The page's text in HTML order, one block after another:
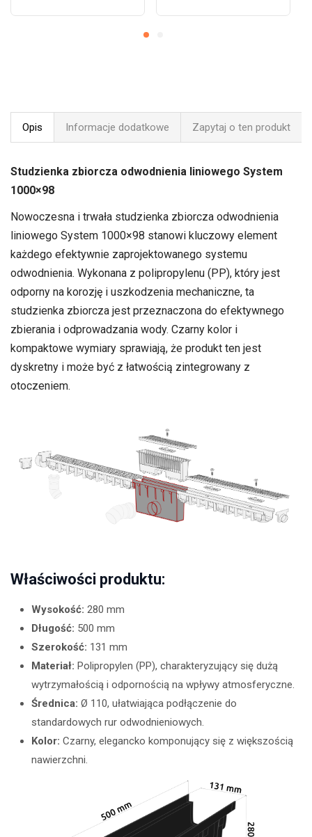
Opis Informacje dodatkowe Zapytaj o ten produkt
Studzienka zbiorcza odwodnienia liniowego System
1000×98
Nowoczesna i trwała studzienka zbiorcza odwodnienia
liniowego System 1000×98 stanowi kluczowy element
każdego efektywnie zaprojektowanego systemu
odwodnienia. Wykonana z polipropylenu (PP), który jest
odporny na korozję i uszkodzenia mechaniczne, ta
studzienka zbiorcza jest przeznaczona do efektywnego
zbierania i odprowadzania wody. Czarny kolor i
kompaktowe wymiary sprawiają, że produkt ten jest
dyskretny i może być z łatwością zintegrowany z
otoczeniem.
Właściwości produktu:
Wysokość: 280 mm
Długość: 500 mm
Szerokość: 131 mm
Materiał: Polipropylen (PP), charakteryzujący się dużą
wytrzymałością i odpornością na wpływy atmosferyczne.
Średnica: Ø 110, ułatwiająca podłączenie do
standardowych rur odwodnieniowych.
Kolor: Czarny, elegancko komponujący się z większością
nawierzchni.